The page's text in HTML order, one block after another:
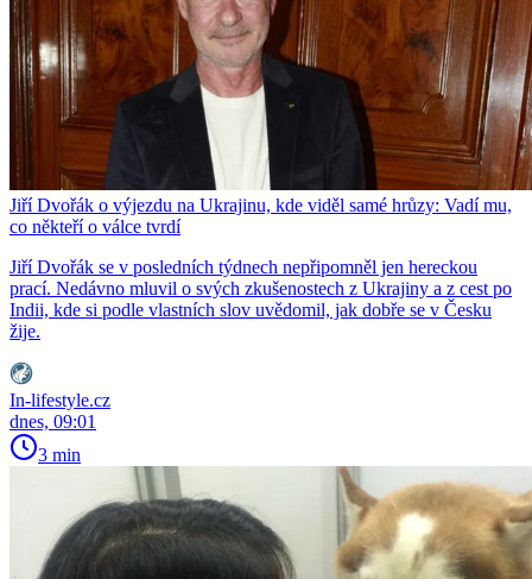
Jiří Dvořák o výjezdu na Ukrajinu, kde viděl samé hrůzy: Vadí mu,
co někteří o válce tvrdí
Jiří Dvořák se v posledních týdnech nepřipomněl jen hereckou
prací. Nedávno mluvil o svých zkušenostech z Ukrajiny a z cest po
Indii, kde si podle vlastních slov uvědomil, jak dobře se v Česku
žije.
In-lifestyle.cz
dnes, 09:01
3 min